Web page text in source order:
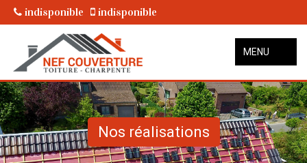
indisponible indisponible
MENU
Nos réalisations